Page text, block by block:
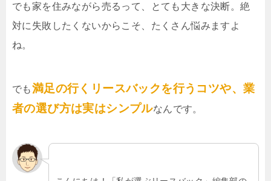
でも家を住みながら売るって、とても大きな決断。絶
対に失敗したくないからこそ、たくさん悩みますよ
ね。
でも満足の行くリースバックを行うコツや、業
者の選び方は実はシンプルなんです。